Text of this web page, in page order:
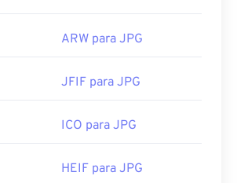
ARW para JPG
JFIF para JPG
ICO para JPG
HEIF para JPG